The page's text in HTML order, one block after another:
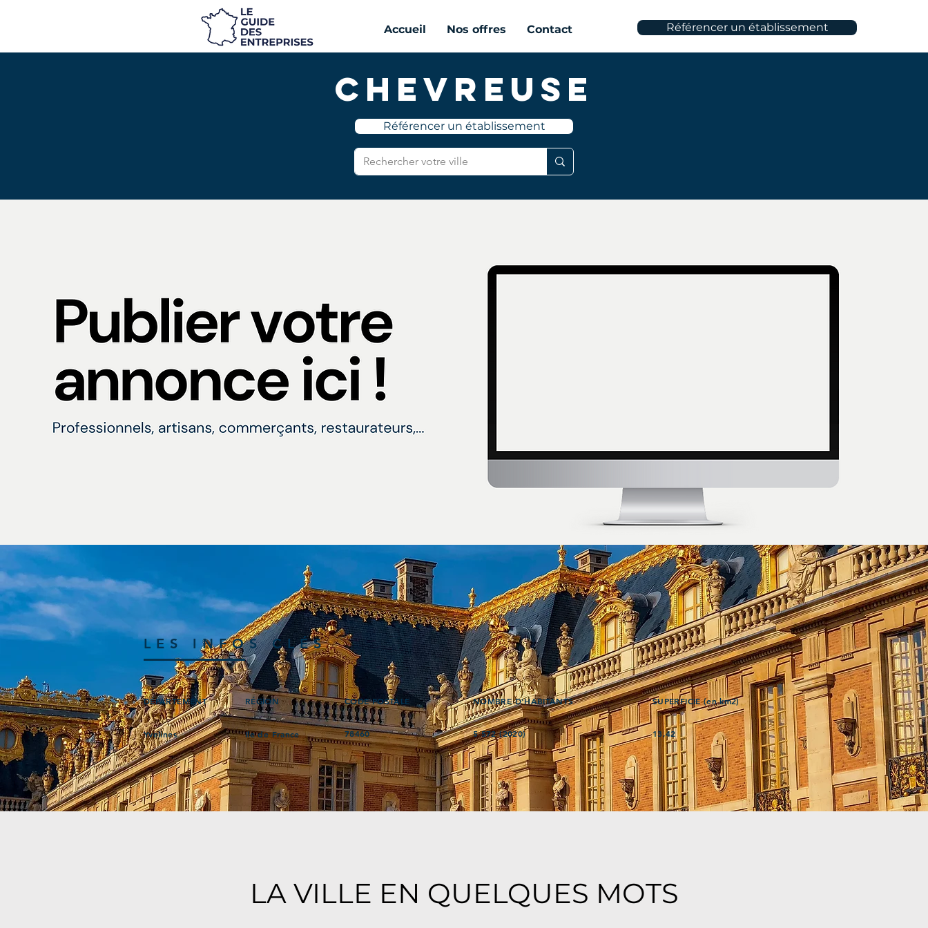
Référencer un établissement
Accueil Nos offres Contact
Chevreuse
Référencer un établissement
LES INFOS CLÉS
DÉPARTEMENT
Yvelines
RÉGION
Ile de France
CODE POSTALE
78460
NOMBRE D'HABITANTS
5 572 (2020)
SUPERFICIE (en km2)
13,42
LA VILLE EN QUELQUES MOTS